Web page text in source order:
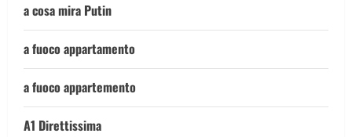
a cosa mira Putin
a fuoco appartamento
a fuoco appartemento
A1 Direttissima